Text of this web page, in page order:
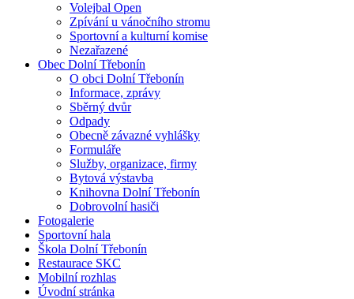
Volejbal Open
Zpívání u vánočního stromu
Sportovní a kulturní komise
Nezařazené
Obec Dolní Třebonín
O obci Dolní Třebonín
Informace, zprávy
Sběrný dvůr
Odpady
Obecně závazné vyhlášky
Formuláře
Služby, organizace, firmy
Bytová výstavba
Knihovna Dolní Třebonín
Dobrovolní hasiči
Fotogalerie
Sportovní hala
Škola Dolní Třebonín
Restaurace SKC
Mobilní rozhlas
Úvodní stránka